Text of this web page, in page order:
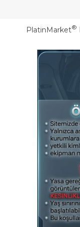
PlatinMarket®